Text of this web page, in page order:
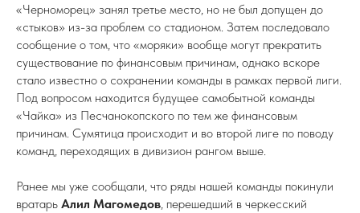
«Черноморец» занял третье место, но не был допущен до
«стыков» из-за проблем со стадионом. Затем последовало
сообщение о том, что «моряки» вообще могут прекратить
существование по финансовым причинам, однако вскоре
стало известно о сохранении команды в рамках первой лиги.
Под вопросом находится будущее самобытной команды
«Чайка» из Песчанокопского по тем же финансовым
причинам. Сумятица происходит и во второй лиге по поводу
команд, переходящих в дивизион рангом выше.
Ранее мы уже сообщали, что ряды нашей команды покинули
вратарь Алил Магомедов, перешедший в черкесский